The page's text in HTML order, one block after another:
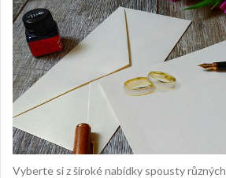
Vyberte si z široké nabídky spousty